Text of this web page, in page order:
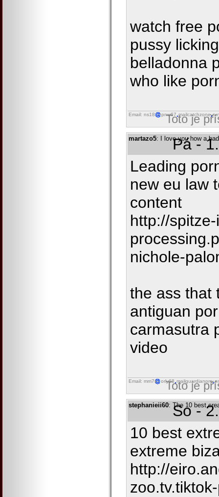
watch free
pussy
belladonna
who like
Email: ns18 pnw67 mailcatchzone
Toto je
martazo5: I love you how a
Pá -
Leading
new eu law
content
http://
nichole-
the ass that
antiguan
carmasutra
video
Email: mm7 orly68 mailguardianpro
Toto je
stephanieii60: The 10 best
So -
10 best
extreme
http://